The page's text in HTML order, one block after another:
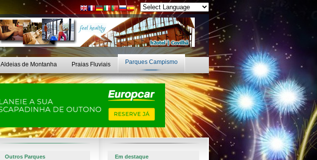
Aldeias de Montanha Praias Fluviais Parques Campismo
Outros Parques Em destaque